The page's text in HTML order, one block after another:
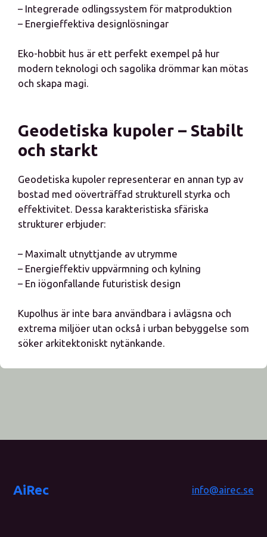
– Integrerade odlingssystem för matproduktion
– Energieffektiva designlösningar
Eko-hobbit hus är ett perfekt exempel på hur
modern teknologi och sagolika drömmar kan mötas
och skapa magi.
Geodetiska kupoler – Stabilt
och starkt
Geodetiska kupoler representerar en annan typ av
bostad med oöverträffad strukturell styrka och
effektivitet. Dessa karakteristiska sfäriska
strukturer erbjuder:
– Maximalt utnyttjande av utrymme
– Energieffektiv uppvärmning och kylning
– En iögonfallande futuristisk design
Kupolhus är inte bara användbara i avlägsna och
extrema miljöer utan också i urban bebyggelse som
söker arkitektoniskt nytänkande.
AiRec info@airec.se